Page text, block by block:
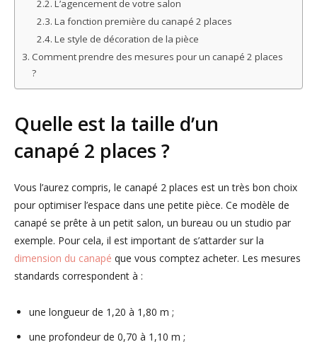
L’agencement de votre salon
La fonction première du canapé 2 places
Le style de décoration de la pièce
Comment prendre des mesures pour un canapé 2 places
?
Quelle est la taille d’un
canapé 2 places ?
Vous l’aurez compris, le canapé 2 places est un très bon choix
pour optimiser l’espace dans une petite pièce. Ce modèle de
canapé se prête à un petit salon, un bureau ou un studio par
exemple. Pour cela, il est important de s’attarder sur la
dimension du canapé que vous comptez acheter. Les mesures
standards correspondent à :
une longueur de 1,20 à 1,80 m ;
une profondeur de 0,70 à 1,10 m ;